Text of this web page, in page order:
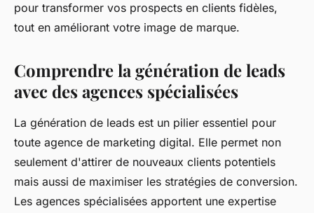
pour transformer vos prospects en clients fidèles,
tout en améliorant votre image de marque.
Comprendre la génération de leads
avec des agences spécialisées
La génération de leads est un pilier essentiel pour
toute agence de marketing digital. Elle permet non
seulement d'attirer de nouveaux clients potentiels
mais aussi de maximiser les stratégies de conversion.
Les agences spécialisées apportent une expertise